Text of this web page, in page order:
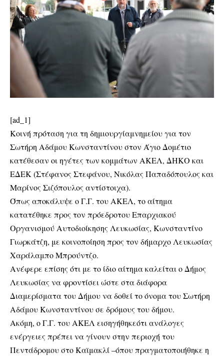
[ad_1]
Κοινή πρόταση για τη δημιουργίαμνημείου για τον
Σωτήρη Αδάμου Κωνσταντίνου στον Άγιο Δομέτιο
κατέθεσαν οι ηγέτες των κομμάτων ΑΚΕΛ, ΔΗΚΟ και
ΕΔΕΚ (Στέφανος Στεφάνου, Νικόλας Παπαδόπουλος και
Μαρίνος Σιζόπουλος αντίστοιχα).
Όπως αποκάλυψε ο Γ.Γ. του ΑΚΕΛ, το αίτημα
κατατέθηκε προς τον πρόεδροτου Επαρχιακού
Οργανισμού Αυτοδιοίκησης Λευκωσίας, Κωνσταντίνο
Γιωρκάτζη, με κοινοποίηση προς τον δήμαρχο Λευκωσίας
Χαράλαμπο Μπρούντζο.
Ανέφερε επίσης ότι με το ίδιο αίτημα καλείται ο Δήμος
Λευκωσίας να φροντίσει ώστε στα διάφορα
Διαμερίσματα του Δήμου να δοθεί το όνομα του Σωτήρη
Αδάμου Κωνσταντίνου σε δρόμους του δήμου.
Ακόμη, ο Γ.Γ. του ΑΚΕΛ εισηγήθηκεότι ανάλογες
ενέργειες πρέπει να γίνουν στην περιοχή του
Πεντάδρομου στο Καϊμακλί –όπου πραγματοποιήθηκε η